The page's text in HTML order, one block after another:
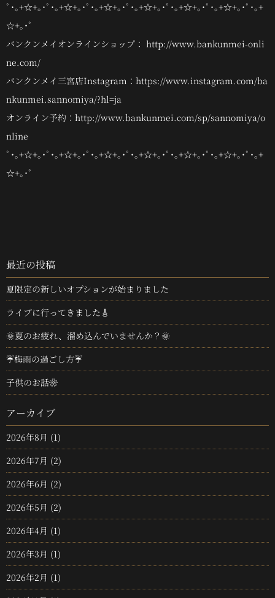
ﾟ･｡+☆+｡･ﾟ･｡+☆+｡･ﾟ･｡+☆+｡･ﾟ･｡+☆+｡･ﾟ･｡+☆+｡･ﾟ･｡+☆+｡･ﾟ･｡+
☆+｡･ﾟ
バンクンメイオンラインショップ： http://www.bankunmei-onli
ne.com/
バンクンメイ三宮店Instagram：https://www.instagram.com/ba
nkunmei.sannomiya/?hl=ja
オンライン予約：http://www.bankunmei.com/sp/sannomiya/o
nline
ﾟ･｡+☆+｡･ﾟ･｡+☆+｡･ﾟ･｡+☆+｡･ﾟ･｡+☆+｡･ﾟ･｡+☆+｡･ﾟ･｡+☆+｡･ﾟ･｡+
☆+｡･ﾟ
最近の投稿
夏限定の新しいオプションが始まりました
ライブに行ってきました🎸
🌞夏のお疲れ、溜め込んでいませんか？🌞
☔梅雨の過ごし方☔
子供のお話❀
アーカイブ
2026年8月 (1)
2026年7月 (2)
2026年6月 (2)
2026年5月 (2)
2026年4月 (1)
2026年3月 (1)
2026年2月 (1)